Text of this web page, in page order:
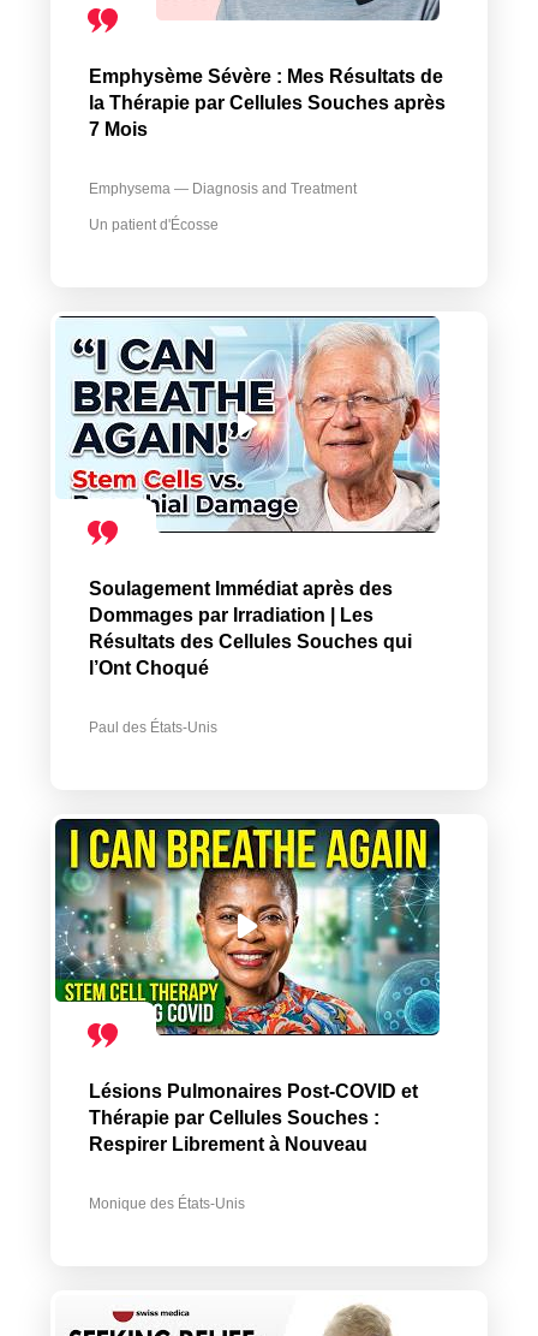
Emphysème Sévère : Mes Résultats de
la Thérapie par Cellules Souches après
7 Mois
Emphysema — Diagnosis and Treatment
Un patient d'Écosse
Soulagement Immédiat après des
Dommages par Irradiation | Les
Résultats des Cellules Souches qui
l’Ont Choqué
Paul des États-Unis
Lésions Pulmonaires Post-COVID et
Thérapie par Cellules Souches :
Respirer Librement à Nouveau
Monique des États-Unis